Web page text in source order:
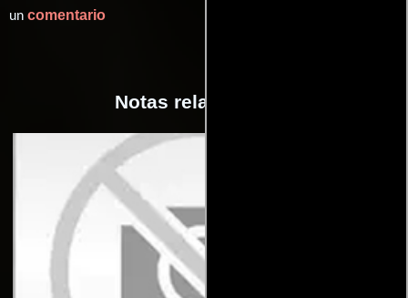
un comentario
Notas relacionadas